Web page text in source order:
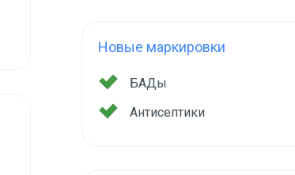
Новые маркировки
БАДы
Антисептики